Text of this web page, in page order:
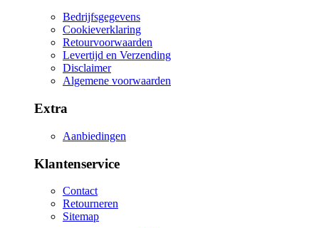
Bedrijfsgegevens
Cookieverklaring
Retourvoorwaarden
Levertijd en Verzending
Disclaimer
Algemene voorwaarden
Extra
Aanbiedingen
Klantenservice
Contact
Retourneren
Sitemap